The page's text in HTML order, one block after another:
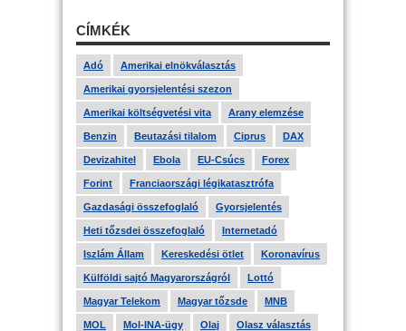
CÍMKÉK
Adó Amerikai elnökválasztás
Amerikai gyorsjelentési szezon
Amerikai költségvetési vita Arany elemzése
Benzin Beutazási tilalom Ciprus DAX
Devizahitel Ebola EU-Csúcs Forex
Forint Franciaországi légikatasztrófa
Gazdasági összefoglaló Gyorsjelentés
Heti tőzsdei összefoglaló Internetadó
Iszlám Állam Kereskedési ötlet Koronavírus
Külföldi sajtó Magyarországról Lottó
Magyar Telekom Magyar tőzsde MNB
MOL Mol-INA-ügy Olaj Olasz választás